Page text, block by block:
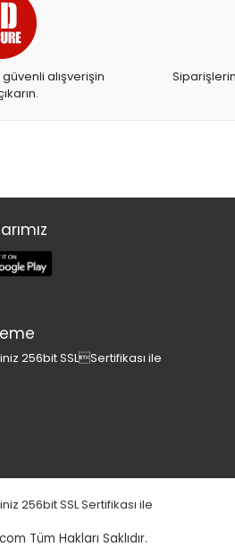
alışverişin
256bit SSLSertifikası ile
256bit SSL Sertifikası ile
Tüm Hakları Saklıdır.